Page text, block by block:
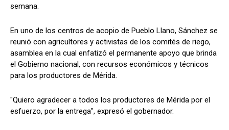
semana.
En uno de los centros de acopio de Pueblo Llano, Sánchez se
reunió con agricultores y activistas de los comités de riego,
asamblea en la cual enfatizó el permanente apoyo que brinda
el Gobierno nacional, con recursos económicos y técnicos
para los productores de Mérida.
"Quiero agradecer a todos los productores de Mérida por el
esfuerzo, por la entrega", expresó el gobernador.